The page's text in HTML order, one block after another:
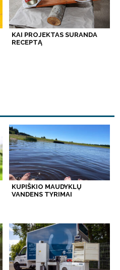
KAI PROJEKTAS SURANDA
RECEPTĄ
KUPIŠKIO MAUDYKLŲ
VANDENS TYRIMAI